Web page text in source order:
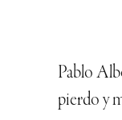
Pablo
pierdo y